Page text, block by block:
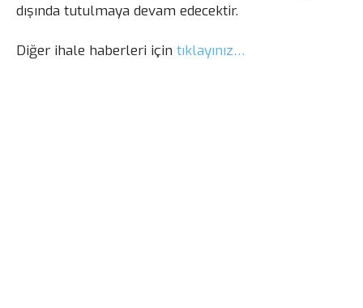
dışında tutulmaya devam edecektir.
Diğer ihale haberleri için tıklayınız…